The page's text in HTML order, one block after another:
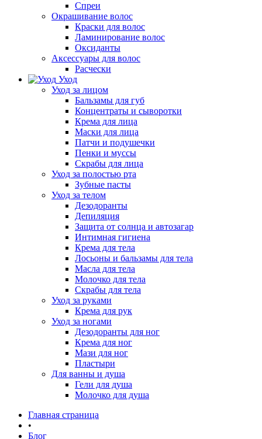
Спреи
Окрашивание волос
Краски для волос
Ламинирование волос
Оксиданты
Аксессуары для волос
Расчески
Уход
Уход за лицом
Бальзамы для губ
Концентраты и сыворотки
Крема для лица
Маски для лица
Патчи и подушечки
Пенки и муссы
Скрабы для лица
Уход за полостью рта
Зубные пасты
Уход за телом
Дезодоранты
Депиляция
Защита от солнца и автозагар
Интимная гигиена
Крема для тела
Лосьоны и бальзамы для тела
Масла для тела
Молочко для тела
Скрабы для тела
Уход за руками
Крема для рук
Уход за ногами
Дезодоранты для ног
Крема для ног
Мази для ног
Пластыри
Для ванны и душа
Гели для душа
Молочко для душа
Главная страница
•
Блог